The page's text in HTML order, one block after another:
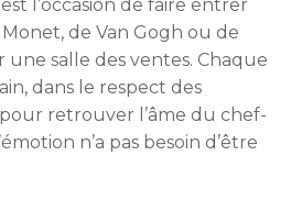
l’occasion de faire entrer
de Van Gogh ou de
une salle des ventes. Chaque
dans le respect des
retrouver l’âme du chef-
n’a pas besoin d’être